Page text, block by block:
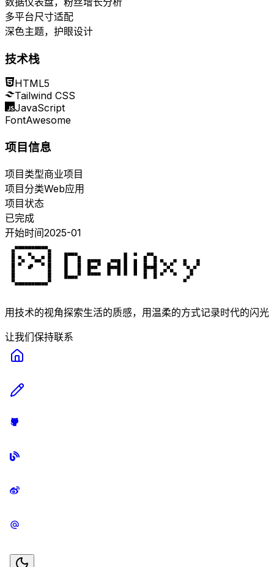
多平台尺寸适配
深色主题，护眼设计
技术栈
HTML5
Tailwind CSS
JavaScript
FontAwesome
项目信息
项目类型商业项目
项目分类Web应用
项目状态
已完成
开始时间2025-01
用技术的视角探索生活的质感，用温柔的方式记录时代的闪光
让我们保持联系